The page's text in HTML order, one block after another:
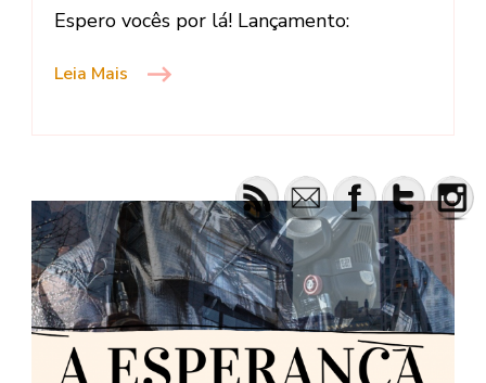
Espero vocês por lá! Lançamento:
Leia Mais